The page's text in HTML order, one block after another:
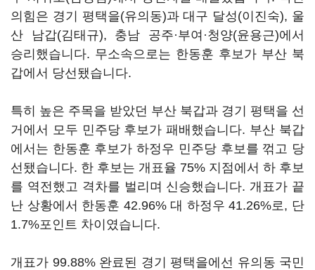
의힘은 경기 평택을(유의동)과 대구 달성(이진숙), 울
산 남갑(김태규), 충남 공주·부여·청양(윤용근)에서
승리했습니다. 무소속으로는 한동훈 후보가 부산 북
갑에서 당선됐습니다.
특히 높은 주목을 받았던 부산 북갑과 경기 평택을 선
거에서 모두 민주당 후보가 패배했습니다. 부산 북갑
에서는 한동훈 후보가 하정우 민주당 후보를 꺾고 당
선됐습니다. 한 후보는 개표율 75% 지점에서 하 후보
를 역전했고 격차를 벌리며 신승했습니다. 개표가 끝
난 상황에서 한동훈 42.96% 대 하정우 41.26%로, 단
1.7%포인트 차이였습니다.
개표가 99.88% 완료된 경기 평택을에선 유의동 국민